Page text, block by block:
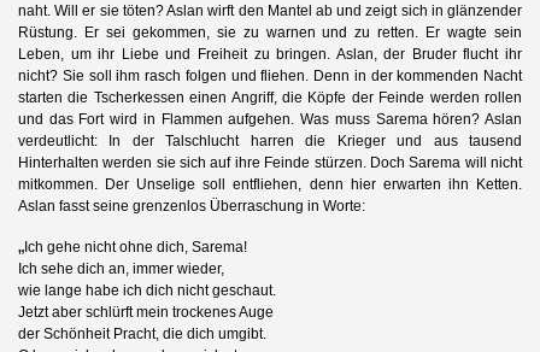
naht. Will er sie töten? Aslan wirft den Mantel ab und zeigt sich in glänzender
Rüstung. Er sei gekommen, sie zu warnen und zu retten. Er wagte sein
Leben, um ihr Liebe und Freiheit zu bringen. Aslan, der Bruder flucht ihr
nicht? Sie soll ihm rasch folgen und fliehen. Denn in der kommenden Nacht
starten die Tscherkessen einen Angriff, die Köpfe der Feinde werden rollen
und das Fort wird in Flammen aufgehen. Was muss Sarema hören? Aslan
verdeutlicht: In der Talschlucht harren die Krieger und aus tausend
Hinterhalten werden sie sich auf ihre Feinde stürzen. Doch Sarema will nicht
mitkommen. Der Unselige soll entfliehen, denn hier erwarten ihn Ketten.
Aslan fasst seine grenzenlos Überraschung in Worte:
„Ich gehe nicht ohne dich, Sarema!
Ich sehe dich an, immer wieder,
wie lange habe ich dich nicht geschaut.
Jetzt aber schlürft mein trockenes Auge
der Schönheit Pracht, die dich umgibt.